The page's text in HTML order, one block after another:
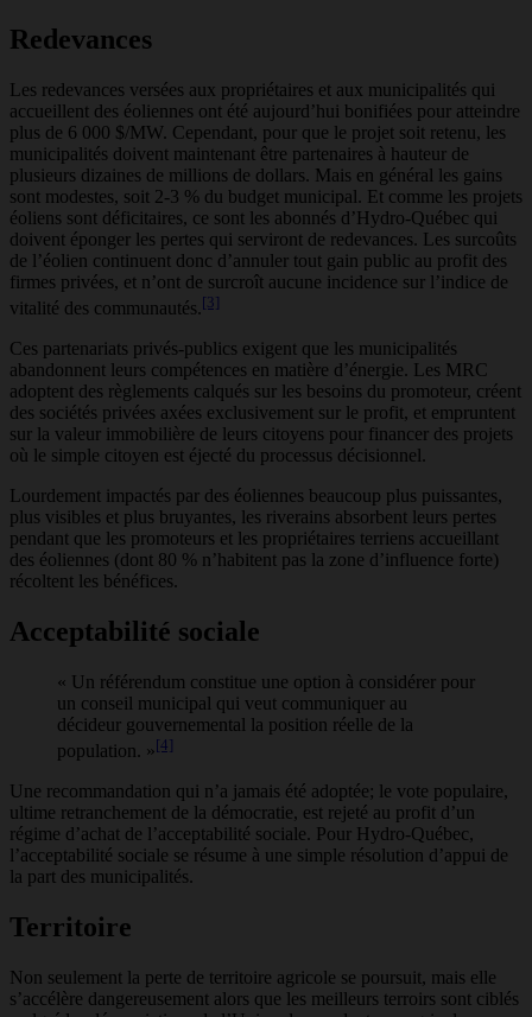
Redevances
Les redevances versées aux propriétaires et aux municipalités qui
accueillent des éoliennes ont été aujourd’hui bonifiées pour atteindre
plus de 6 000 $/MW. Cependant, pour que le projet soit retenu, les
municipalités doivent maintenant être partenaires à hauteur de
plusieurs dizaines de millions de dollars. Mais en général les gains
sont modestes, soit 2-3 % du budget municipal. Et comme les projets
éoliens sont déficitaires, ce sont les abonnés d’Hydro-Québec qui
doivent éponger les pertes qui serviront de redevances. Les surcoûts
de l’éolien continuent donc d’annuler tout gain public au profit des
firmes privées, et n’ont de surcroît aucune incidence sur l’indice de
vitalité des communautés.[3]
Ces partenariats privés-publics exigent que les municipalités
abandonnent leurs compétences en matière d’énergie. Les MRC
adoptent des règlements calqués sur les besoins du promoteur, créent
des sociétés privées axées exclusivement sur le profit, et empruntent
sur la valeur immobilière de leurs citoyens pour financer des projets
où le simple citoyen est éjecté du processus décisionnel.
Lourdement impactés par des éoliennes beaucoup plus puissantes,
plus visibles et plus bruyantes, les riverains absorbent leurs pertes
pendant que les promoteurs et les propriétaires terriens accueillant
des éoliennes (dont 80 % n’habitent pas la zone d’influence forte)
récoltent les bénéfices.
Acceptabilité sociale
« Un référendum constitue une option à considérer pour
un conseil municipal qui veut communiquer au
décideur gouvernemental la position réelle de la
population. »[4]
Une recommandation qui n’a jamais été adoptée; le vote populaire,
ultime retranchement de la démocratie, est rejeté au profit d’un
régime d’achat de l’acceptabilité sociale. Pour Hydro-Québec,
l’acceptabilité sociale se résume à une simple résolution d’appui de
la part des municipalités.
Territoire
Non seulement la perte de territoire agricole se poursuit, mais elle
s’accélère dangereusement alors que les meilleurs terroirs sont ciblés